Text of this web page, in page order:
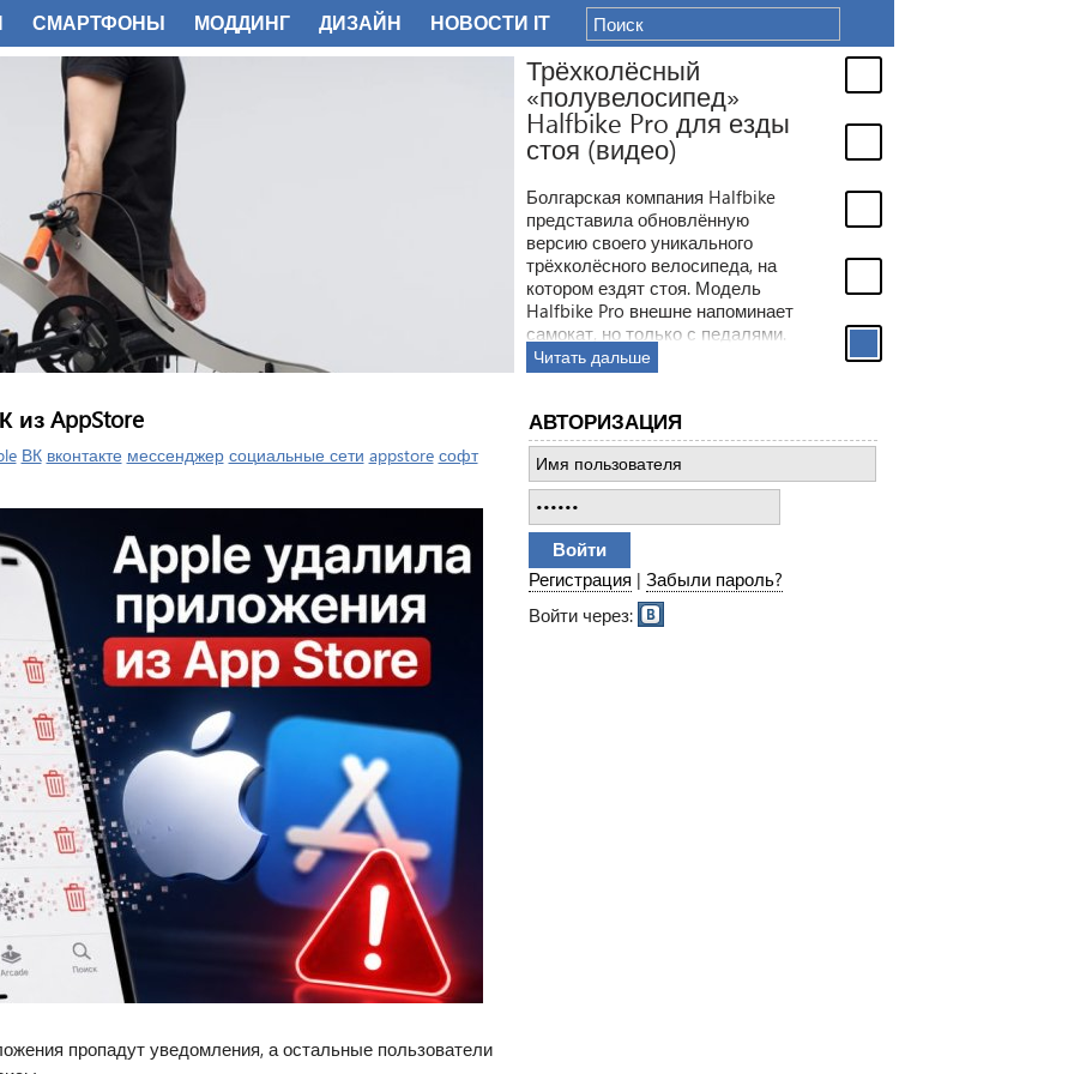
Трёхколёсный
«полувелосипед»
Halfbike Pro для езды
стоя (видео)
Болгарская компания Halfbike
представила обновлённую
версию своего уникального
трёхколёсного велосипеда, на
котором ездят стоя. Модель
Halfbike Pro внешне напоминает
самокат, но только с педалями.
Читать дальше
из AppStore
ВК вконтакте мессенджер социальные сети appstore софт
пропадут уведомления, а остальные пользователи
АВТОРИЗАЦИЯ
Регистрация | Забыли пароль?
Войти через:
СМАРТФОНЫ МОДДИНГ ДИЗАЙН НОВОСТИ IT
ФОТО